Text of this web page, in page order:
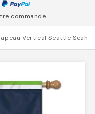
commande
Vertical Seattle